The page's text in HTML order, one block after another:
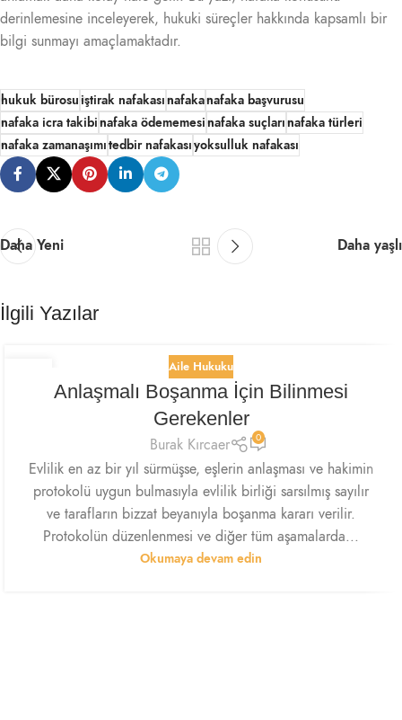
derinlemesine inceleyerek, hukuki süreçler hakkında kapsamlı bir
bilgi sunmayı amaçlamaktadır.
hukuk bürosuiştirak nafakasınafakanafaka başvurusu
nafaka icra takibinafaka ödememesinafaka suçlarınafaka türleri
nafaka zamanaşımıtedbir nafakasıyoksulluk nafakası
Daha Yeni Daha yaşlı
İlgili Yazılar
Aile Hukuku
Anlaşmalı Boşanma İçin Bilinmesi
Gerekenler
Burak Kırcaer 0
Evlilik en az bir yıl sürmüşse, eşlerin anlaşması ve hakimin
protokolü uygun bulmasıyla evlilik birliği sarsılmış sayılır
ve tarafların bizzat beyanıyla boşanma kararı verilir.
Protokolün düzenlenmesi ve diğer tüm aşamalarda...
Okumaya devam edin